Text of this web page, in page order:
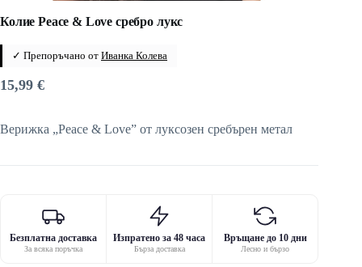
Колие Peace & Love сребро лукс
✓ Препоръчано от Иванка Колева
15,99 €
Верижка „Peace & Love” от луксозен сребърен метал
Безплатна доставка
За всяка поръчка
Изпратено за 48 часа
Бърза доставка
Връщане до 10 дни
Лесно и бързо